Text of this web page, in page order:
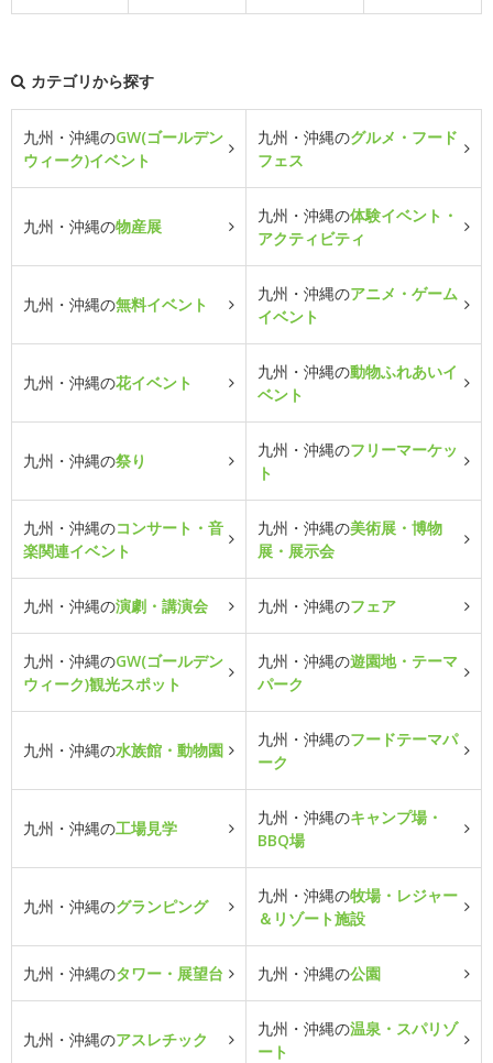
カテゴリから探す
九州・沖縄のGW(ゴールデン
ウィーク)イベント
九州・沖縄のグルメ・フード
フェス
九州・沖縄の物産展
九州・沖縄の体験イベント・
アクティビティ
九州・沖縄の無料イベント
九州・沖縄のアニメ・ゲーム
イベント
九州・沖縄の花イベント
九州・沖縄の動物ふれあいイ
ベント
九州・沖縄の祭り
九州・沖縄のフリーマーケッ
ト
九州・沖縄のコンサート・音
楽関連イベント
九州・沖縄の美術展・博物
展・展示会
九州・沖縄の演劇・講演会 九州・沖縄のフェア
九州・沖縄のGW(ゴールデン
ウィーク)観光スポット
九州・沖縄の遊園地・テーマ
パーク
九州・沖縄の水族館・動物園
九州・沖縄のフードテーマパ
ーク
九州・沖縄の工場見学
九州・沖縄のキャンプ場・
BBQ場
九州・沖縄のグランピング
九州・沖縄の牧場・レジャー
＆リゾート施設
九州・沖縄のタワー・展望台 九州・沖縄の公園
九州・沖縄のアスレチック
九州・沖縄の温泉・スパリゾ
ート